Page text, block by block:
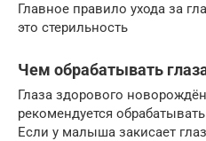
Главное правило ухода за
это стерильность
Чем обрабатывать
Глаза здорового
рекомендуется
Если у малыша закисает